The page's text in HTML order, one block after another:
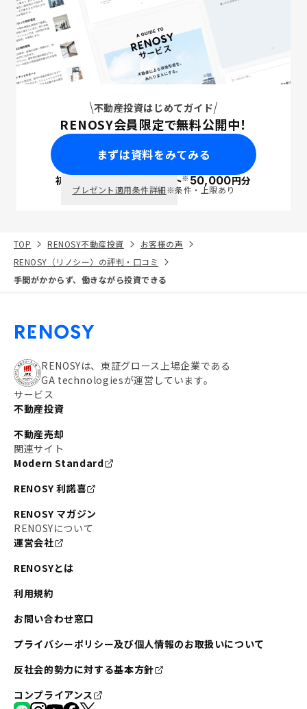
不動産投資はじめてガイド
RENOSY会員限定で無料公開中！
まずは資料をみてみる
初回面談で ポイント※50,000円分
プレゼント適用条件詳細※条件・上限あり
TOP RENOSY不動産投資
お客様の声
RENOSY（リノシー）の評判・口コミ
手間がかからず、働きながら投資できる
RENOSYは、東証グロース上場企業である
GA technologiesが運営しています。
サービス
不動産投資
不動産売却
関連サイト
Modern Standard
RENOSY 利諾喜
RENOSY マガジン
RENOSYについて
運営会社
RENOSYとは
利用規約
お問い合わせ窓口
プライバシーポリシー及び個人情報のお取扱いについて
反社会的勢力に対する基本方針
コンプライアンス